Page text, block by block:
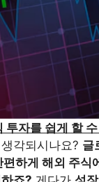
투자를 쉽게 할
각되시나요? 글
하게 해외 주식